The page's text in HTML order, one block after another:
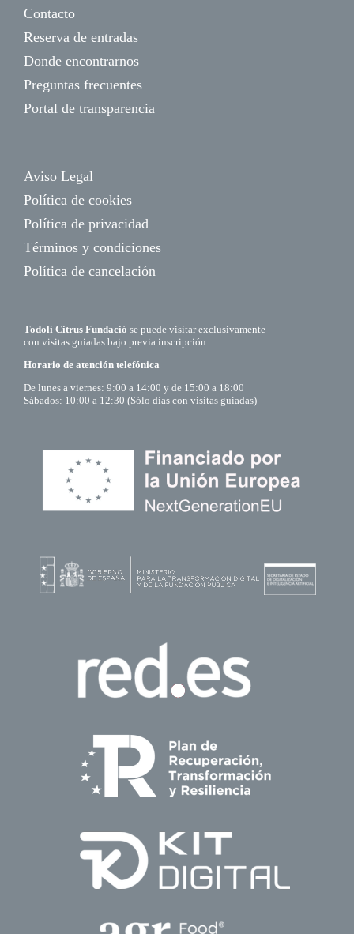
Contacto
Reserva de entradas
Donde encontrarnos
Preguntas frecuentes
Portal de transparencia
Aviso Legal
Política de cookies
Política de privacidad
Términos y condiciones
Política de cancelación
Todolí Citrus Fundació se puede visitar exclusivamente
con visitas guiadas bajo previa inscripción.
Horario de atención telefónica
De lunes a viernes: 9:00 a 14:00 y de 15:00 a 18:00
Sábados: 10:00 a 12:30 (Sólo días con visitas guiadas)